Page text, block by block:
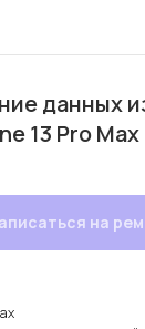
данных
13 Pro Max
на